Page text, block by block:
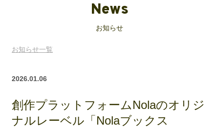
News
お知らせ
お知らせ一覧
2026.01.06
創作プラットフォームNolaのオリジ
ナルレーベル「Nolaブックス